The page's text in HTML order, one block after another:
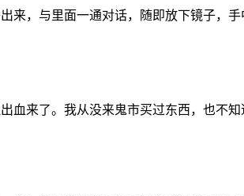
来，与里面一通对话，随即放下镜子，
血来了。我从没来鬼市买过东西，也不